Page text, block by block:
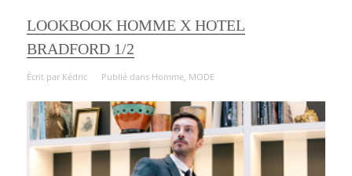
LOOKBOOK HOMME X HOTEL
BRADFORD 1/2
Écrit par Kédric Publié dans Homme, MODE